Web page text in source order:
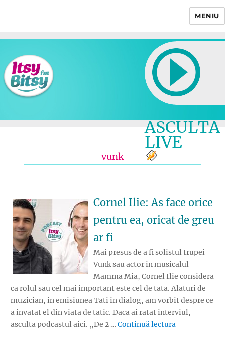
MENIU
ASCULTA
LIVE
vunk
Cornel Ilie: As face orice
pentru ea, oricat de greu
ar fi
Mai presus de a fi solistul trupei
Vunk sau actor in musicalul
Mamma Mia, Cornel Ilie considera
ca rolul sau cel mai important este cel de tata. Alaturi de
muzician, in emisiunea Tati in dialog, am vorbit despre ce
a invatat el din viata de tatic. Daca ai ratat interviul,
asculta podcastul aici. „De 2 … Continuă lectura